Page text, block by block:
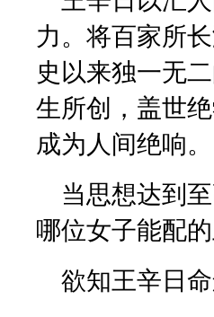
力。将百家所
史以来独一无
生所创，盖世
成为人间绝响。
当思想达到
哪位女子能配
欲知王辛日